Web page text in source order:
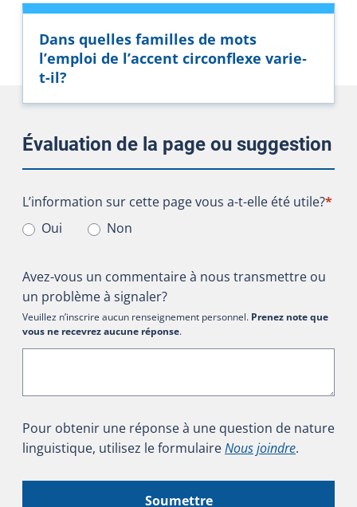
Dans quelles familles de mots
l’emploi de l’accent circonflexe varie‑
t-il?
Évaluation de la page ou suggestion
L’information sur cette page vous a-t-elle été utile?
L’information sur cette page vous a-t-elle été utile?*
Oui
Non
Avez-vous un commentaire à nous transmettre ou
un problème à signaler?
Veuillez n’inscrire aucun renseignement personnel. Prenez note que
vous ne recevrez aucune réponse.
Pour obtenir une réponse à une question de nature
linguistique, utilisez le formulaireNous joindre.
Soumettre